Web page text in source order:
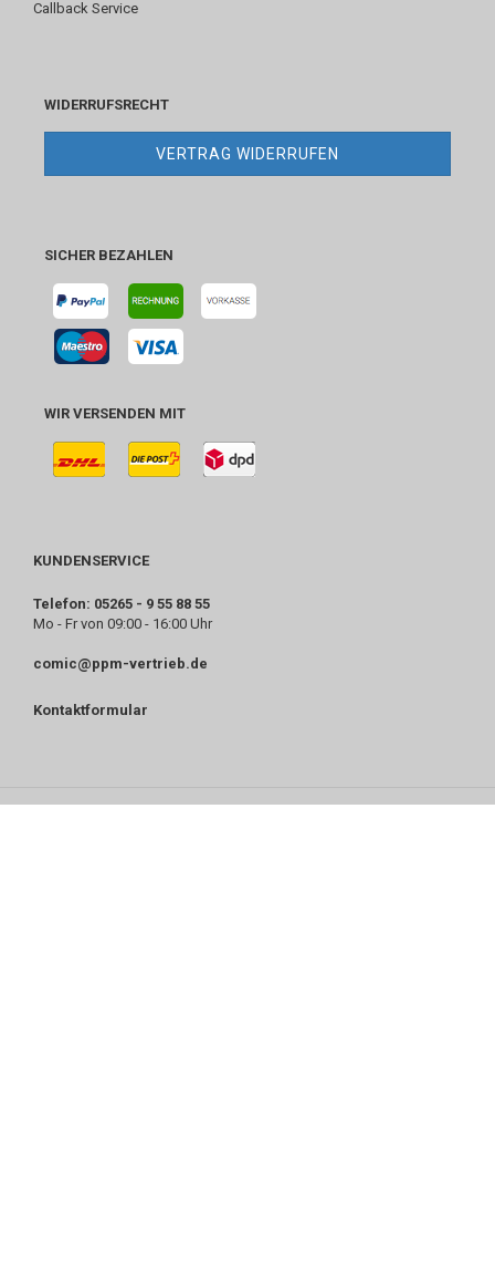
Callback Service
WIDERRUFSRECHT
VERTRAG WIDERRUFEN
SICHER BEZAHLEN
WIR VERSENDEN MIT
KUNDENSERVICE
Telefon: 05265 - 9 55 88 55
Mo - Fr von 09:00 - 16:00 Uhr
comic@ppm-vertrieb.de
Kontaktformular